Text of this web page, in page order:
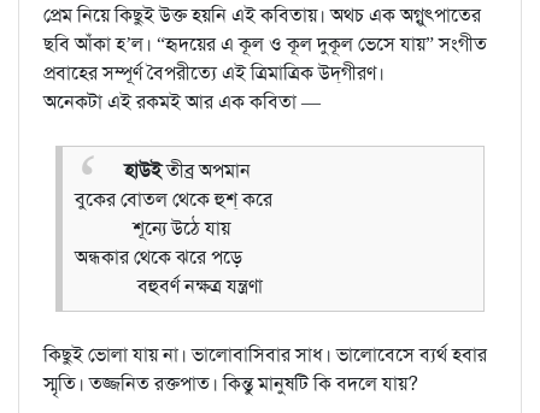
প্রেম নিয়ে কিছুই উক্ত হয়নি এই কবিতায়। অথচ এক অগ্নুৎপাতের
ছবি আঁকা হ’ল। “হৃদয়ের এ কূল ও কূল দুকূল ভেসে যায়” সংগীত
প্রবাহের সম্পূর্ণ বৈপরীত্যে এই ত্রিমাত্রিক উদ্‌গীরণ।
অনেকটা এই রকমই আর এক কবিতা —
হাউইতীব্র অপমান
বুকের বোতল থেকে হুশ্‌ করে
শূন্যে উঠে যায়
অন্ধকার থেকে ঝরে পড়ে
বহুবর্ণ নক্ষত্র যন্ত্রণা
কিছুই ভোলা যায় না। ভালোবাসিবার সাধ। ভালোবেসে ব্যর্থ হবার
স্মৃতি। তজ্জনিত রক্তপাত। কিন্তু মানুষটি কি বদলে যায়?